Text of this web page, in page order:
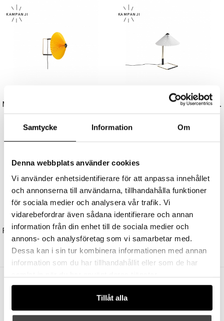
Samtycke Information Om
Denna webbplats använder cookies
Vi använder enhetsidentifierare för att anpassa innehållet
och annonserna till användarna, tillhandahålla funktioner
för sociala medier och analysera vår trafik. Vi
vidarebefordrar även sådana identifierare och annan
information från din enhet till de sociala medier och
annons- och analysföretag som vi samarbetar med.
Dessa kan i sin tur kombinera informationen med annan
information som du har tillhandahållit eller som de har
Tillåt alla
2649 kr 2119 kr
Matin Bordslampa 300 Polished Brass/White
2749 kr 2199 kr
HAY
Pao Portable Bordslampa Red
1949 kr 1559 kr
HAY
1599 kr 1279 kr
Andra köpte även